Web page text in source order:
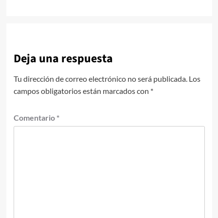
Deja una respuesta
Tu dirección de correo electrónico no será publicada. Los
campos obligatorios están marcados con *
Comentario *